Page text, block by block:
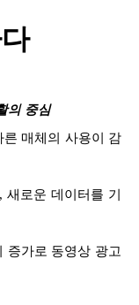
의 중심
른 매체의 사용이 감
로운 데이터를 기
증가로 동영상 광고